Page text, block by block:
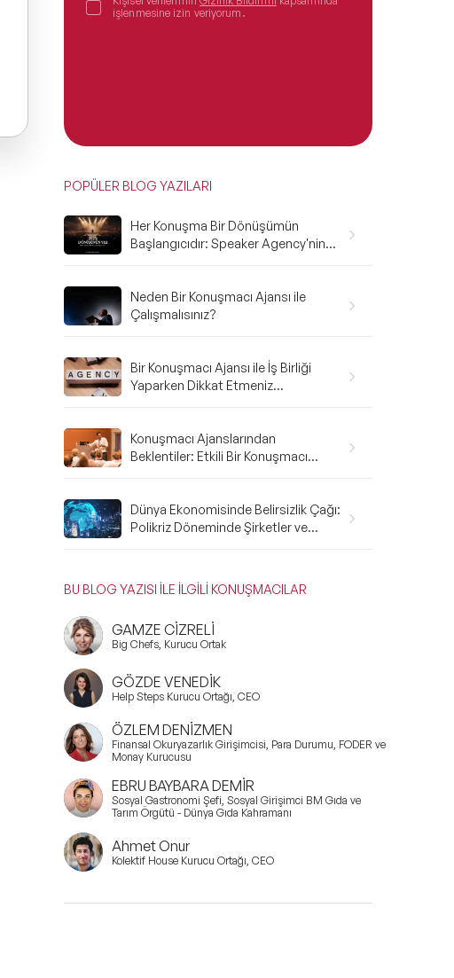
işlenmesine izin veriyorum.
POPÜLER BLOG YAZILARI
Her Konuşma Bir Dönüşümün
Başlangıcıdır: Speaker Agency'nin
Neden Bir Konuşmacı Ajansı ile
Çalışmalısınız?
Bir Konuşmacı Ajansı ile İş Birliği
Yaparken Dikkat Etmeniz
Konuşmacı Ajanslarından
Beklentiler: Etkili Bir Konuşmacı
Dünya Ekonomisinde Belirsizlik Çağı:
Polikriz Döneminde Şirketler ve
BU BLOG YAZISI İLE İLGİLİ KONUŞMACILAR
GAMZE CİZRELİ
Big Chefs, Kurucu Ortak
GÖZDE VENEDİK
Help Steps Kurucu Ortağı, CEO
ÖZLEM DENİZMEN
Finansal Okuryazarlık Girişimcisi, Para Durumu, FODER ve
Monay Kurucusu
EBRU BAYBARA DEMİR
Sosyal Gastronomi Şefi, Sosyal Girişimci BM Gıda ve
Tarım Örgütü - Dünya Gıda Kahramanı
Ahmet Onur
Kolektif House Kurucu Ortağı, CEO